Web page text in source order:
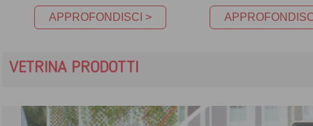
APPROFONDISCI >
VETRINA PRODOTTI